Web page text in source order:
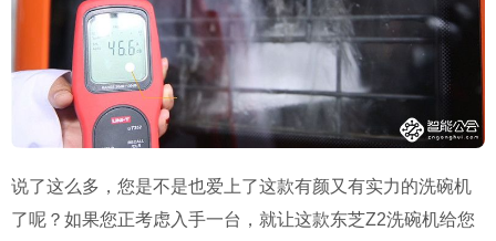
说了这么多，您是不是也爱上了这款有颜又有实力的洗碗机
了呢？如果您正考虑入手一台，就让这款东芝Z2洗碗机给您